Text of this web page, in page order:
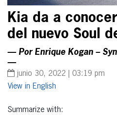
Kia da a
del nuevo Soul
— Por Enrique Kogan –
—
junio 30, 2022 | 03:19 pm
English
Summarize with: